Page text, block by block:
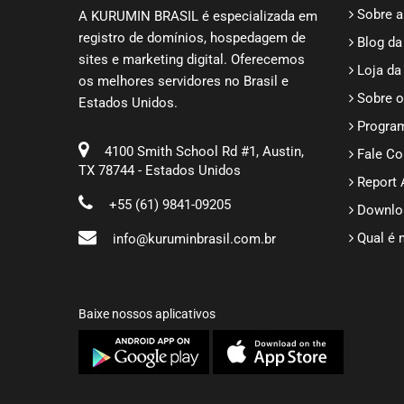
A KURUMIN BRASIL é especializada em
registro de domínios, hospedagem de
sites e marketing digital. Oferecemos
os melhores servidores no Brasil e
Estados Unidos.
4100 Smith School Rd #1, Austin,
TX 78744 - Estados Unidos
+55 (61) 9841-09205
info@kuruminbrasil.com.br
Sobre
Blog
Loja da
Sobre
Fale
Report
Qual é
Baixe nossos aplicativos